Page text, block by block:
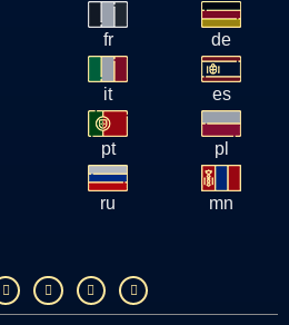
fr de
it es
pt pl
ru mn